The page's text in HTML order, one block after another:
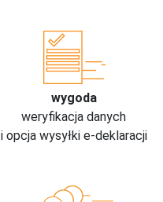
wygoda
weryfikacja danych
i opcja wysyłki e-deklaracji